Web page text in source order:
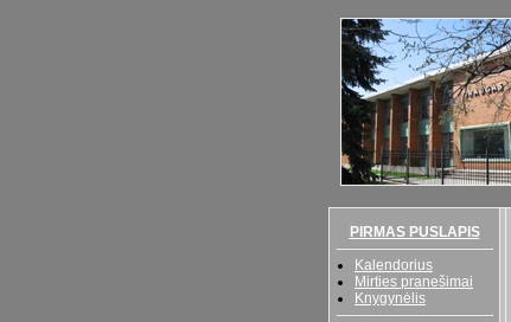
PIRMAS PUSLAPIS
Kalendorius
Mirties pranešimai
Knygynėlis